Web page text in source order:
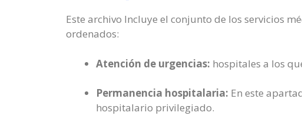
Este archivo Incluye el conjunto de los servicios
ordenados:
Atención de urgencias: hospitales a los
Permanencia hospitalaria: En este
hospitalario privilegiado.